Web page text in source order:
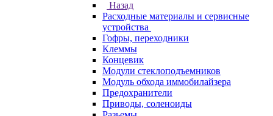
Назад
Расходные материалы и сервисные
устройства
Гофры, переходники
Клеммы
Концевик
Модули стеклоподъемников
Модуль обхода иммобилайзера
Предохранители
Приводы, соленоиды